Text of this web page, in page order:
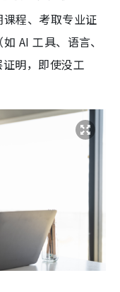
程、考取专业证
AI 工具、语言、
明，即使没工